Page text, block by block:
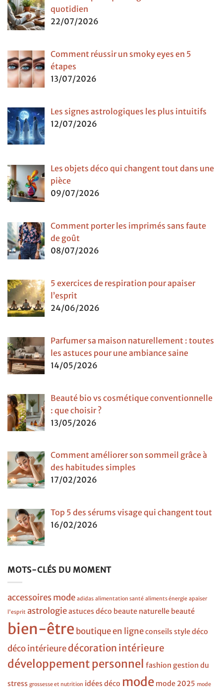
quotidien
22/07/2026
Comment réussir un smoky eyes en 5
étapes
13/07/2026
Les signes astrologiques les plus intuitifs
12/07/2026
Les objets déco qui changent tout dans une
pièce
09/07/2026
Comment porter les imprimés sans faute
de goût
08/07/2026
5 exercices de respiration pour apaiser
l’esprit
24/06/2026
Parfumer sa maison naturellement : toutes
les astuces pour une ambiance saine
14/05/2026
Beauté bio vs cosmétique conventionnelle
: que choisir ?
13/05/2026
Comment améliorer son sommeil grâce à
des habitudes simples
17/02/2026
Top 5 des sérums visage qui changent tout
16/02/2026
MOTS-CLÉS DU MOMENT
accessoires mode adidas alimentation santé aliments énergie apaiser
l'esprit astrologieastuces déco beaute naturelle beauté
bien-être boutique en ligneconseils styledéco
déco intérieuredécoration intérieure
développement personnel fashion gestion du
stress grossesse et nutrition idées déco mode mode 2025 mode